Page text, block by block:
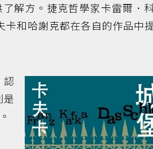
解方。捷克哲學家卡雷爾．
卡和哈謝克都在各自的作品中
認
是